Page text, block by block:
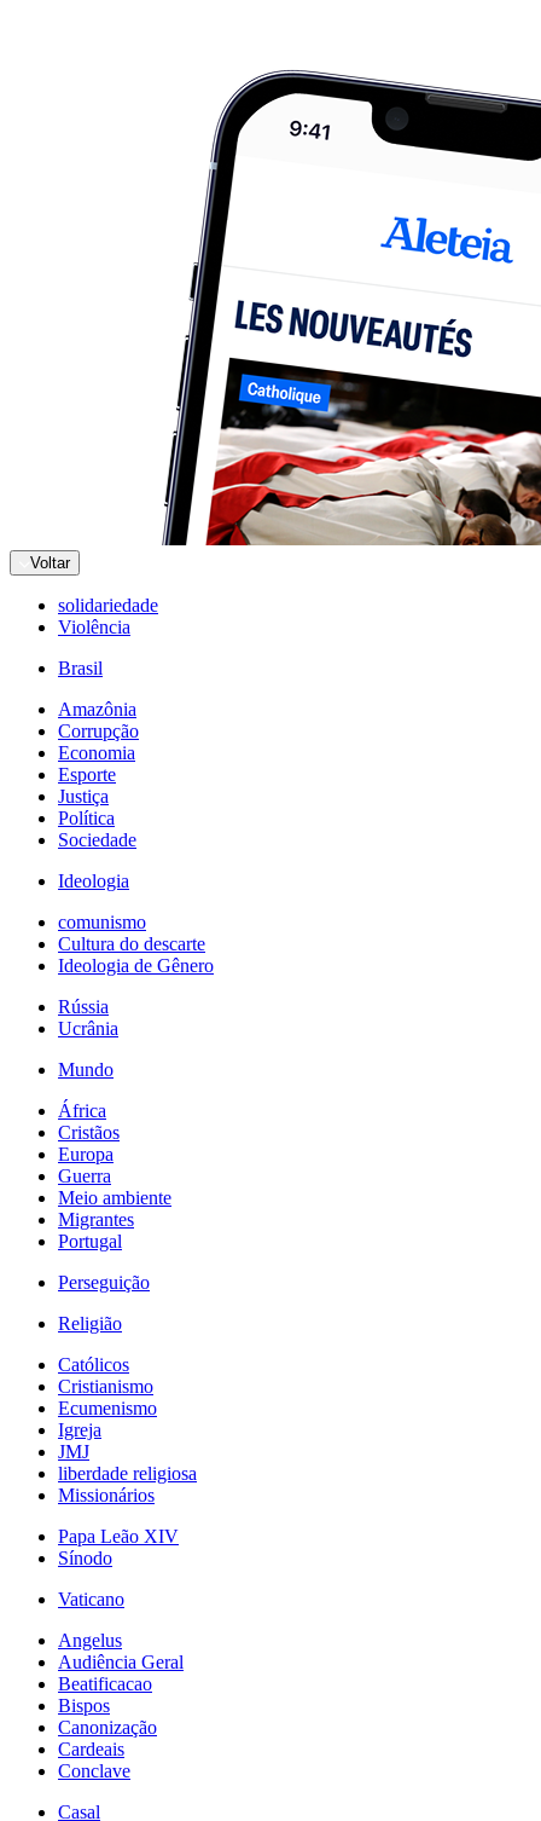
Voltar
solidariedade
Violência
Brasil
Amazônia
Corrupção
Economia
Esporte
Justiça
Política
Sociedade
Ideologia
comunismo
Cultura do descarte
Ideologia de Gênero
Rússia
Ucrânia
Mundo
África
Cristãos
Europa
Guerra
Meio ambiente
Migrantes
Portugal
Perseguição
Religião
Católicos
Cristianismo
Ecumenismo
Igreja
JMJ
liberdade religiosa
Missionários
Papa Leão XIV
Sínodo
Vaticano
Angelus
Audiência Geral
Beatificacao
Bispos
Canonização
Cardeais
Conclave
Casal